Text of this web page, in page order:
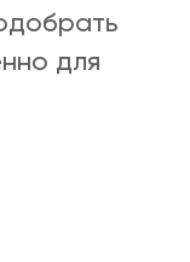
для